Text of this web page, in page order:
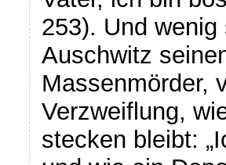
253). Und
Auschwitz
Massenmörder,
Verzweiflung,
stecken bleibt: